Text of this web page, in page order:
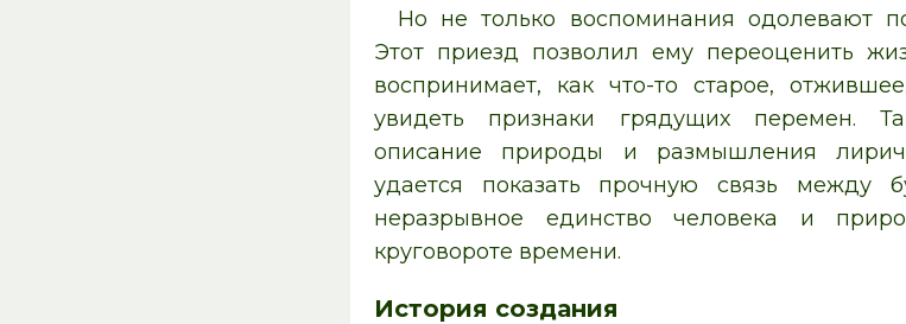
Но не только воспоминания одолевают
Этот приезд позволил ему переоценить
воспринимает, как что-то старое,
увидеть признаки грядущих перемен.
описание природы и размышления
удается показать прочную связь
неразрывное единство человека и
круговороте времени.
История создания